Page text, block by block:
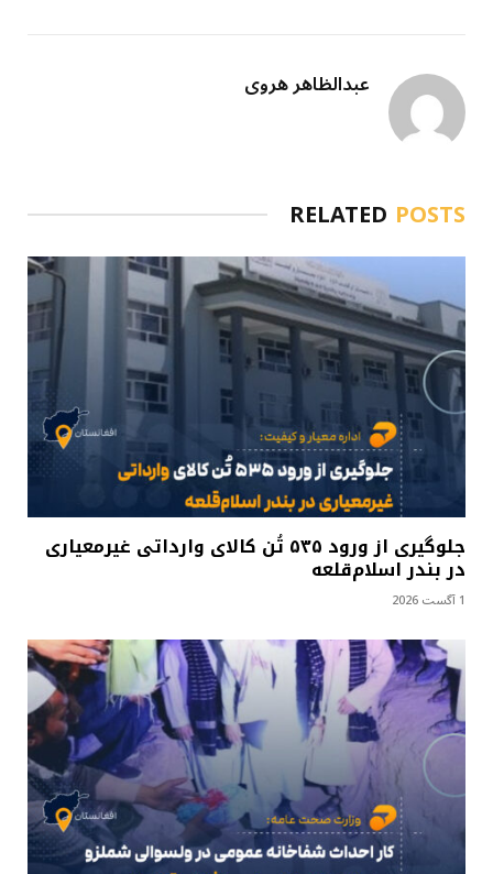
عبدالظاهر هروی
RELATED POSTS
جلوگیری از ورود ۵۳۵ تُن کالای وارداتی غیرمعیاری
در بندر اسلام‌قلعه
1 آگست 2026